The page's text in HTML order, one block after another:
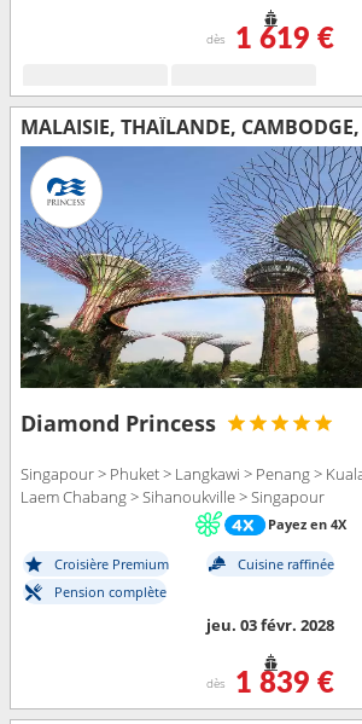
dès 1 619 €
MALAISIE, THAÏLANDE,
Diamond Princess
Singapour > Phuket > Langkawi > Penang >
Laem Chabang > Sihanoukville > Singapour
Payez en 4X
Croisière Premium Cuisine raffinée
Pension complète
jeu. 03 févr. 2028
dès 1 839 €